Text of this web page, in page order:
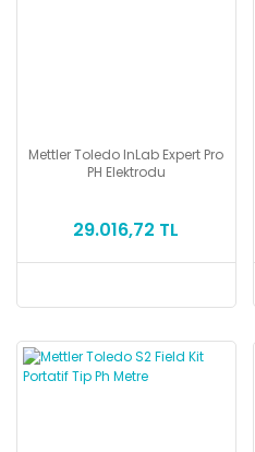
Mettler Toledo InLab Expert Pro
PH Elektrodu
29.016,72 TL